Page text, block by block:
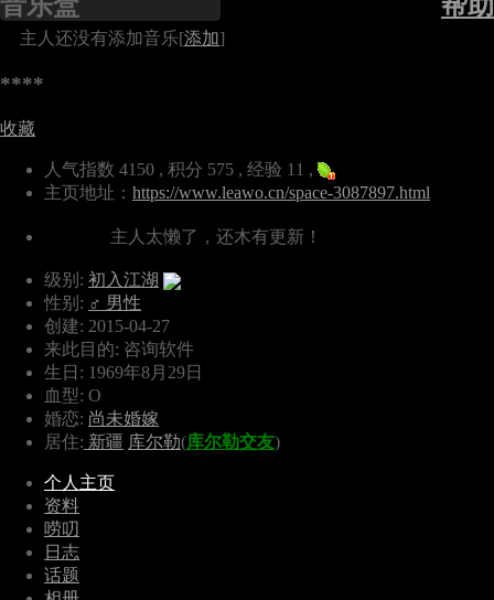
主人还没有添加音乐[添加]
****
收藏
人气指数 4150 , 积分 575 , 经验 11 ,
主页地址： https://www.leawo.cn/space-3087897.html
主人太懒了，还木有更新！
级别: 初入江湖
性别: ♂ 男性
创建: 2015-04-27
来此目的: 咨询软件
生日: 1969年8月29日
血型: O
婚恋: 尚未婚嫁
居住: 新疆 库尔勒(库尔勒交友)
个人主页
资料
唠叨
日志
话题